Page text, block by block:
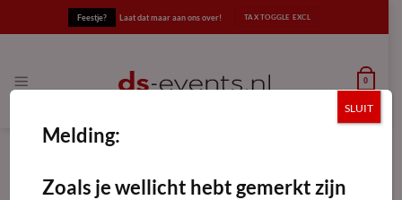
Feestje? Laat dat maar aan ons over!
0
Melding:
Zoals je wellicht hebt gemerkt zijn
SLUIT